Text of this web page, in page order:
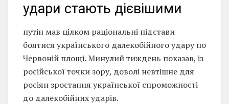
удари стають дієвішими
путін мав цілком раціональні підстави
боятися українського далекобійного удару по
Червоній площі. Минулий тиждень показав, із
російської точки зору, доволі невтішне для
росіян зростання української спроможності
до далекобійних ударів.